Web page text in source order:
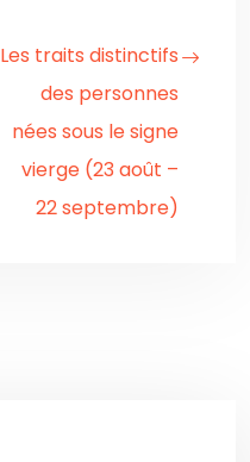
Les traits distinctifs
des personnes
nées sous le signe
vierge (23 août –
22 septembre)